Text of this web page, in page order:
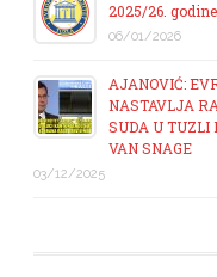
2025/26. godine
06/01/2026
AJANOVIĆ:
NASTAVLJA
SUDA U TUZLI
VAN SNAGE
03/12/2025